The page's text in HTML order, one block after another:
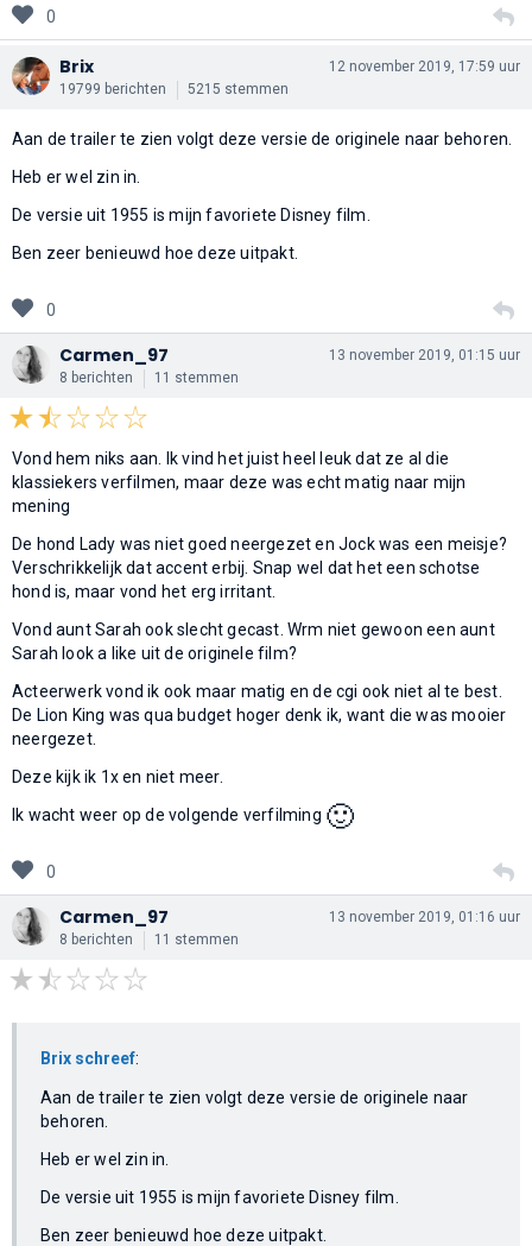
0
Brix
19799 berichten 5215 stemmen
12 november 2019, 17:59 uur
Aan de trailer te zien volgt deze versie de originele naar behoren.
Heb er wel zin in.
De versie uit 1955 is mijn favoriete Disney film.
Ben zeer benieuwd hoe deze uitpakt.
0
Carmen_97
8 berichten 11 stemmen
13 november 2019, 01:15 uur
Vond hem niks aan. Ik vind het juist heel leuk dat ze al die
klassiekers verfilmen, maar deze was echt matig naar mijn
mening
De hond Lady was niet goed neergezet en Jock was een meisje?
Verschrikkelijk dat accent erbij. Snap wel dat het een schotse
hond is, maar vond het erg irritant.
Vond aunt Sarah ook slecht gecast. Wrm niet gewoon een aunt
Sarah look a like uit de originele film?
Acteerwerk vond ik ook maar matig en de cgi ook niet al te best.
De Lion King was qua budget hoger denk ik, want die was mooier
neergezet.
Deze kijk ik 1x en niet meer.
Ik wacht weer op de volgende verfilming 🙂
0
Carmen_97
8 berichten 11 stemmen
13 november 2019, 01:16 uur
Brix schreef:
Aan de trailer te zien volgt deze versie de originele naar
behoren.
Heb er wel zin in.
De versie uit 1955 is mijn favoriete Disney film.
Ben zeer benieuwd hoe deze uitpakt.